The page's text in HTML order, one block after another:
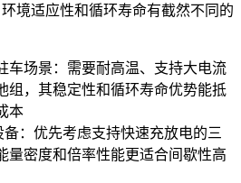
境适应性和循环寿命有截然不同的
车场景：需要耐高温、支持大电流
组，其稳定性和循环寿命优势能抵
本
：优先考虑支持快速充放电的三
量密度和倍率性能更适合间歇性高